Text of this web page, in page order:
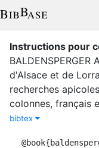
Instructions pour
BALDENSPERGER
d'Alsace et de
recherches
colonnes, français
bibtex